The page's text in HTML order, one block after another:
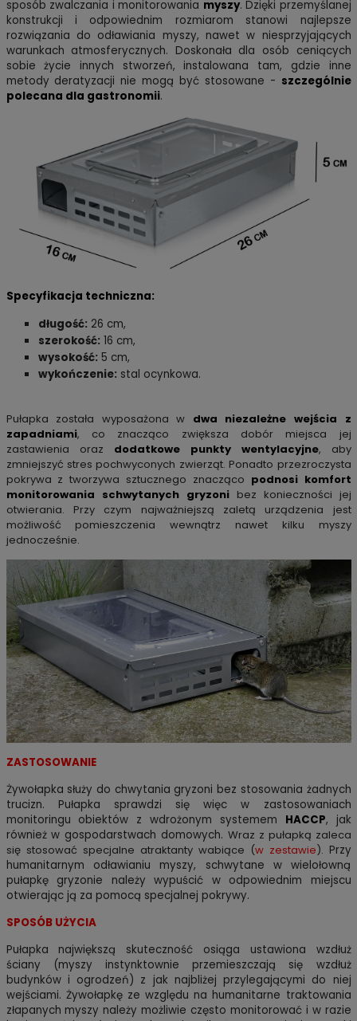
sposób zwalczania i monitorowania myszy. Dzięki przemyślanej
konstrukcji i odpowiednim rozmiarom stanowi najlepsze
rozwiązania do odławiania myszy, nawet w niesprzyjających
warunkach atmosferycznych. Doskonała dla osób ceniących
sobie życie innych stworzeń, instalowana tam, gdzie inne
metody deratyzacji nie mogą być stosowane - szczególnie
polecana dla gastronomii.
Specyfikacja techniczna:
długość: 26 cm,
szerokość: 16 cm,
wysokość: 5 cm,
wykończenie: stal ocynkowa.
Pułapka została wyposażona w dwa niezależne wejścia z
zapadniami, co znacząco zwiększa dobór miejsca jej
zastawienia oraz dodatkowe punkty wentylacyjne, aby
zmniejszyć stres pochwyconych zwierząt. Ponadto przezroczysta
pokrywa z tworzywa sztucznego znacząco podnosi komfort
monitorowania schwytanych gryzonibez konieczności jej
otwierania. Przy czym najważniejszą zaletą urządzenia jest
możliwość pomieszczenia wewnątrz nawet kilku myszy
jednocześnie.
ZASTOSOWANIE
Żywołapka służy do chwytania gryzoni bez stosowania żadnych
trucizn. Pułapka sprawdzi się więc w zastosowaniach
monitoringu obiektów z wdrożonym systemem HACCP, jak
również w gospodarstwach domowych. Wraz z pułapką zaleca
się stosować specjalne atraktanty wabiące (w zestawie). Przy
humanitarnym odławianiu myszy, schwytane w wielołowną
pułapkę gryzonie należy wypuścić w odpowiednim miejscu
otwierając ją za pomocą specjalnej pokrywy.
SPOSÓB UŻYCIA
Pułapka największą skuteczność osiąga ustawiona wzdłuż
ściany (myszy instynktownie przemieszczają się wzdłuż
budynków i ogrodzeń) z jak najbliżej przylegającymi do niej
wejściami. Żywołapkę ze względu na humanitarne traktowania
złapanych myszy należy możliwie często monitorować i w razie